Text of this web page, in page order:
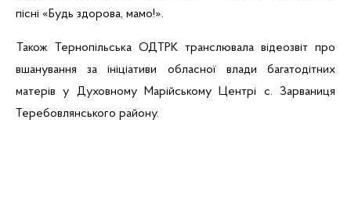
пісні «Будь здорова, мамо!».
Також Тернопільська ОДТРК транслювала відеозвіт про
вшанування за ініціативи обласної влади багатодітних
матерів у Духовному Марійському Центрі с. Зарваниця
Теребовлянського району.